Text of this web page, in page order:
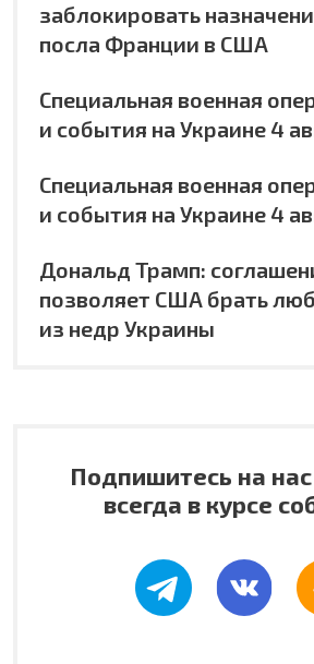
заблокировать
посла Франции в США
Специальная военная
и события на Украине 4
Специальная военная
и события на Украине 4
Дональд Трамп:
позволяет США брать
из недр Украины
Подпишитесь на
всегда в курсе